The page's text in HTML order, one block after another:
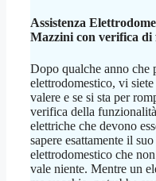
Assistenza
Mazzini con verifica di
Dopo qualche anno che
elettrodomestico, vi
valere e se si sta per
verifica della
elettriche che devono
sapere esattamente il
elettrodomestico che
vale niente. Mentre un